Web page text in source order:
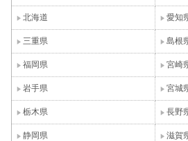
北海道 愛知
三重県 島根
福岡県 宮崎
岩手県 宮城
栃木県 長野
静岡県 滋賀